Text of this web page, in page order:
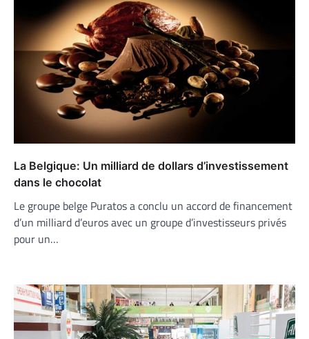
La Belgique: Un milliard de dollars d’investissement
dans le chocolat
Le groupe belge Puratos a conclu un accord de financement
d’un milliard d’euros avec un groupe d’investisseurs privés
pour un…